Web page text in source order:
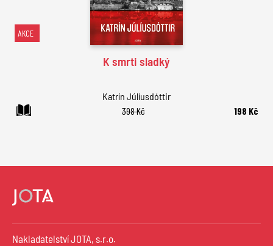
AKCE
K smrti sladký
Katrín Júlíusdóttir
398 Kč
198 Kč
Nakladatelství JOTA, s.r.o.